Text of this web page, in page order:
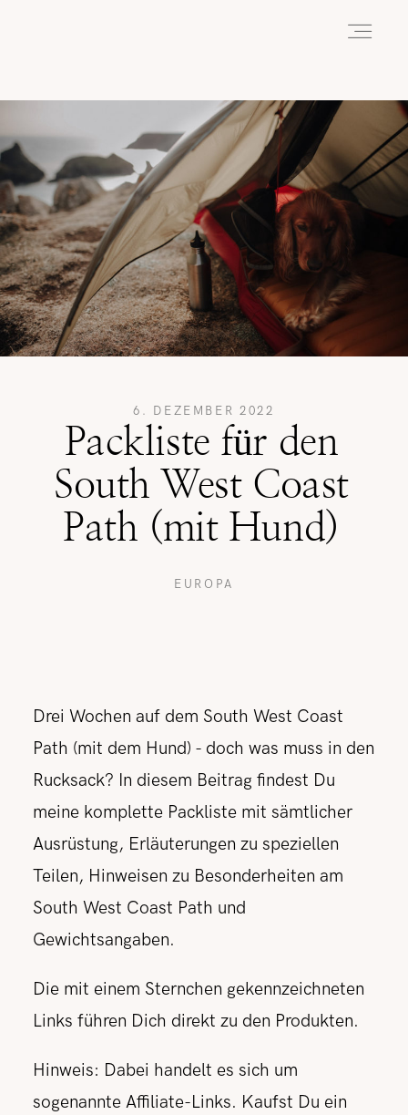
6. DEZEMBER 2022
Packliste für den
South West Coast
Path (mit Hund)
EUROPA
Drei Wochen auf dem South West Coast
Path (mit dem Hund) - doch was muss in den
Rucksack? In diesem Beitrag findest Du
meine komplette Packliste mit sämtlicher
Ausrüstung, Erläuterungen zu speziellen
Teilen, Hinweisen zu Besonderheiten am
South West Coast Path und
Gewichtsangaben.
Die mit einem Sternchen gekennzeichneten
Links führen Dich direkt zu den Produkten.
Hinweis: Dabei handelt es sich um
sogenannte Affiliate-Links. Kaufst Du ein
HOME
ABOUT
REISEN
WANDERN
REISETIPPS
SHOP